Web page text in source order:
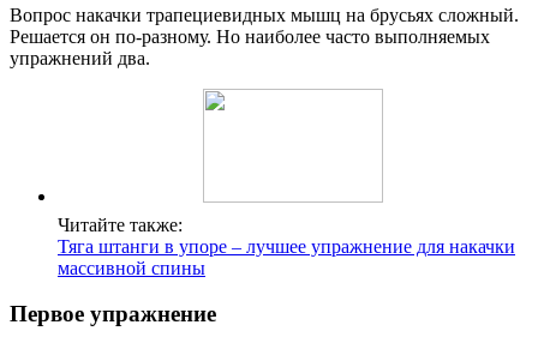
Вопрос накачки трапециевидных мышц на брусьях сложный.
Решается он по-разному. Но наиболее часто выполняемых
упражнений два.
Читайте также:
Тяга штанги в упоре – лучшее упражнение для накачки
массивной спины
Первое упражнение